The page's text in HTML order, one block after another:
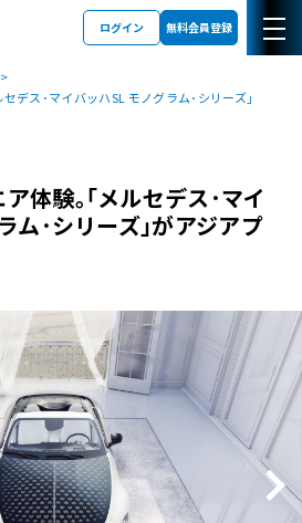
ログイン 無料会員登録
デス･マイバッハSL モノグラム･シリーズ｣
体験｡｢メルセデス･マイ
ム･シリーズ｣がアジアプ